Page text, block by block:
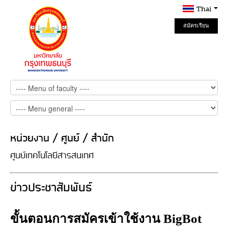
Thai
สมัครเรียน
Online
หน่วยงาน / ศูนย์ / สำนัก
ศูนย์เทคโนโลยีสารสนเทศ
ข่าวประชาสัมพันธ์
ขั้นตอนการสมัครเข้าใช้งาน BigBot